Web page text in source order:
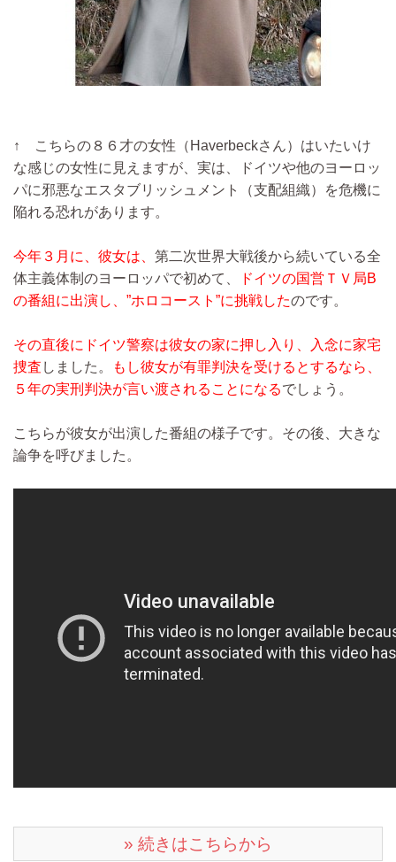
↑ こちらの８６才の女性（Haverbeckさん）はいたいけ
な感じの女性に見えますが、実は、ドイツや他のヨーロッ
パに邪悪なエスタブリッシュメント（支配組織）を危機に
陥れる恐れがあります。
今年３月に、彼女は、 第二次世界大戦後から続いている全
体主義体制のヨーロッパで初めて、
ドイツの国営ＴＶ局B
の番組に出演し、”ホロコースト”に挑戦したのです。
その直後にドイツ警察は彼女の家に押し入り、入念に家宅
捜査 しました。
もし彼女が有罪判決を受けるとするなら、
５年の実刑判決が言い渡されることになるでしょう。
こちらが彼女が出演した番組の様子です。その後、大きな
論争を呼びました。
» 続きはこちらから